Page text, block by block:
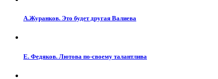
А.Журанков. Это будет другая Валиева
Е. Федяков. Лютова по-своему талантлива